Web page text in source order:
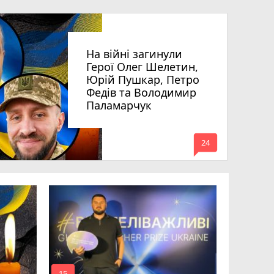
На війні загинули
Герої Олег Шелетин,
Юрій Пушкар, Петро
Федів та Володимир
Паламарчук
mode_comment
24